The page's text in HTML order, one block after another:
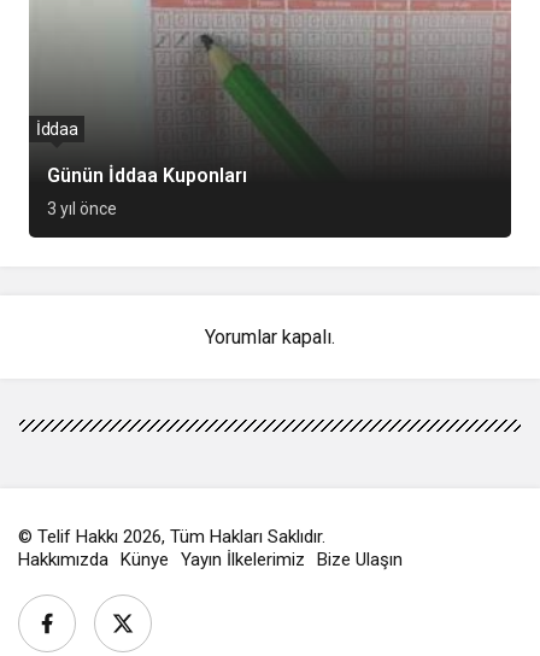
Günün İddaa Kuponları
İddaa
3 yıl önce
Yorumlar kapalı.
© Telif Hakkı 2026, Tüm Hakları Saklıdır.
Hakkımızda Künye Yayın İlkelerimiz Bize Ulaşın